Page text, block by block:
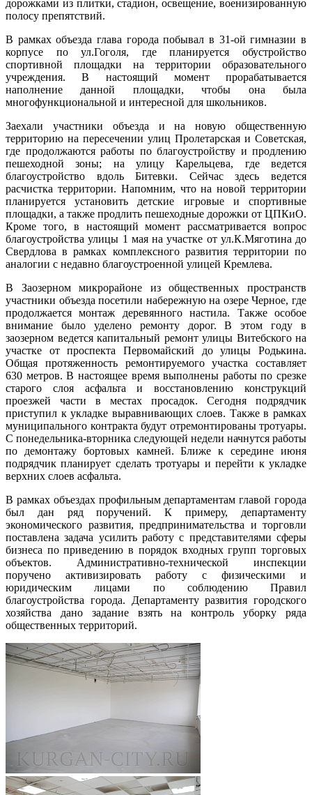
дорожками из плитки, стадион, освещение, военизированную
полосу препятствий.
В рамках объезда глава города побывал в 31-ой гимназии в
корпусе по ул.Гоголя, где планируется обустройство
спортивной площадки на территории образовательного
учреждения. В настоящий момент прорабатывается
наполнение данной площадки, чтобы она была
многофункциональной и интересной для школьников.
Заехали участники объезда и на новую общественную
территорию на пересечении улиц Пролетарская и Советская,
где продолжаются работы по благоустройству и продлению
пешеходной зоны; на улицу Карельцева, где ведется
благоустройство вдоль Битевки. Сейчас здесь ведется
расчистка территории. Напомним, что на новой территории
планируется установить детские игровые и спортивные
площадки, а также продлить пешеходные дорожки от ЦПКиО.
Кроме того, в настоящий момент рассматривается вопрос
благоустройства улицы 1 мая на участке от ул.К.Мяготина до
Свердлова в рамках комплексного развития территории по
аналогии с недавно благоустроенной улицей Кремлева.
В Заозерном микрорайоне из общественных пространств
участники объезда посетили набережную на озере Черное, где
продолжается монтаж деревянного настила. Также особое
внимание было уделено ремонту дорог. В этом году в
заозерном ведется капитальный ремонт улицы Витебского на
участке от проспекта Первомайский до улицы Родькина.
Общая протяженность ремонтируемого участка составляет
630 метров. В настоящее время выполнены работы по срезке
старого слоя асфальта и восстановлению конструкций
проезжей части в местах просадок. Сегодня подрядчик
приступил к укладке выравнивающих слоев. Также в рамках
муниципального контракта будут отремонтированы тротуары.
С понедельника-вторника следующей недели начнутся работы
по демонтажу бортовых камней. Ближе к середине июня
подрядчик планирует сделать тротуары и перейти к укладке
верхних слоев асфальта.
В рамках объездах профильным департаментам главой города
был дан ряд поручений. К примеру, департаменту
экономического развития, предпринимательства и торговли
поставлена задача усилить работу с представителями сферы
бизнеса по приведению в порядок входных групп торговых
объектов. Административно-технической инспекции
поручено активизировать работу с физическими и
юридическим лицами по соблюдению Правил
благоустройства города. Департаменту развития городского
хозяйства дано задание взять на контроль уборку ряда
общественных территорий.